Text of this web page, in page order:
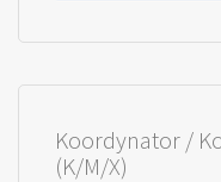
Koordynator /
(K/M/X)